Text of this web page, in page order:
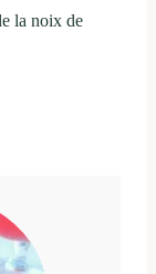
la noix de